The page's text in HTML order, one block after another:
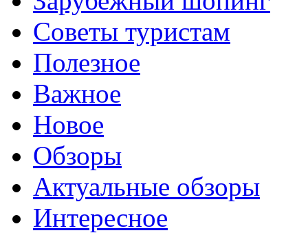
Советы туристам
Полезное
Важное
Новое
Обзоры
Актуальные обзоры
Интересное